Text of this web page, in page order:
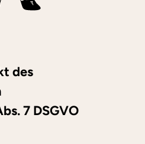
des
7 DSGVO